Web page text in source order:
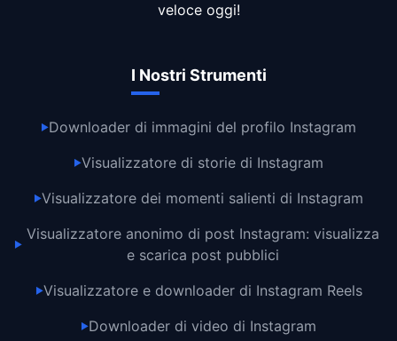
veloce oggi!
I Nostri Strumenti
▶Downloader di immagini del profilo Instagram
▶Visualizzatore di storie di Instagram
▶Visualizzatore dei momenti salienti di Instagram
▶
Visualizzatore anonimo di post Instagram: visualizza
e scarica post pubblici
▶Visualizzatore e downloader di Instagram Reels
▶Downloader di video di Instagram